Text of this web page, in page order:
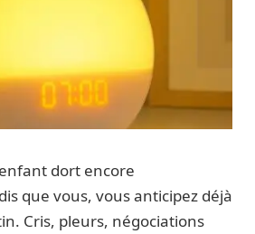
dort encore
que vous, vous anticipez déjà
Cris, pleurs, négociations